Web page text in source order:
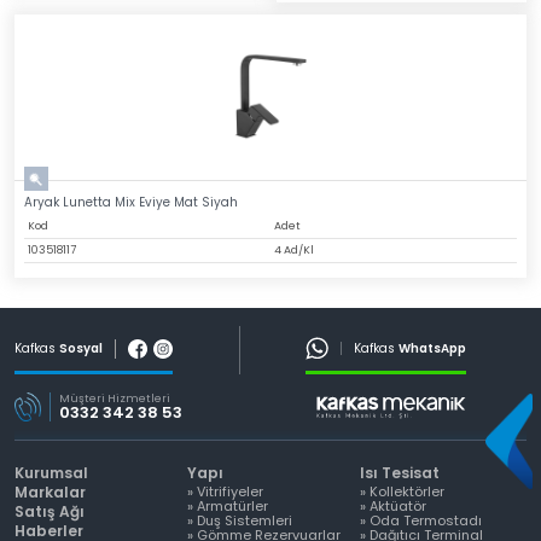
Aryak Lunetta Mix Eviye Mat Siyah
Kod
Adet
103518117
4 Ad/Kl
Kafkas Sosyal KafkasWhatsApp
Müşteri Hizmetleri
0332 342 38 53
Kurumsal
Markalar
Satış Ağı
Haberler
Yapı
» Vitrifiyeler
» Armatürler
» Duş Sistemleri
» Gömme Rezervuarlar
Isı Tesisat
» Kollektörler
» Aktüatör
» Oda Termostadı
» Dağıtıcı Terminal